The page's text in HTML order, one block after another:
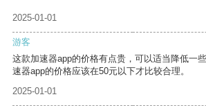
2025-01-01
游客
这款加速器app的价格有点贵，可以适当降低一
速器app的价格应该在50元以下才比较合理。
2025-01-01